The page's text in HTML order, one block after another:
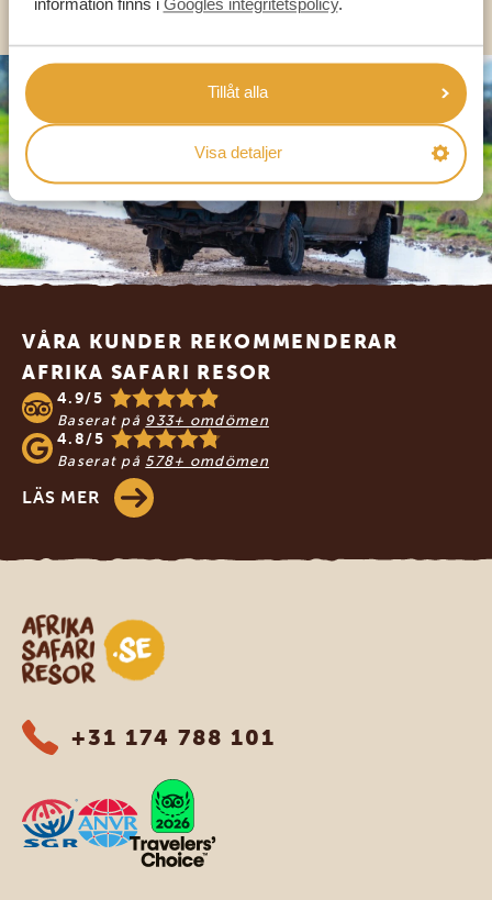
information finns i Googles integritetspolicy.
Tillåt alla
Visa detaljer
Footer
VÅRA KUNDER REKOMMENDERAR
AFRIKA SAFARI RESOR
4.9/5
Baserat på 933+ omdömen
4.8/5
Baserat på 578+ omdömen
LÄS MER
Safari-resor i Afrika
+31 174 788 101